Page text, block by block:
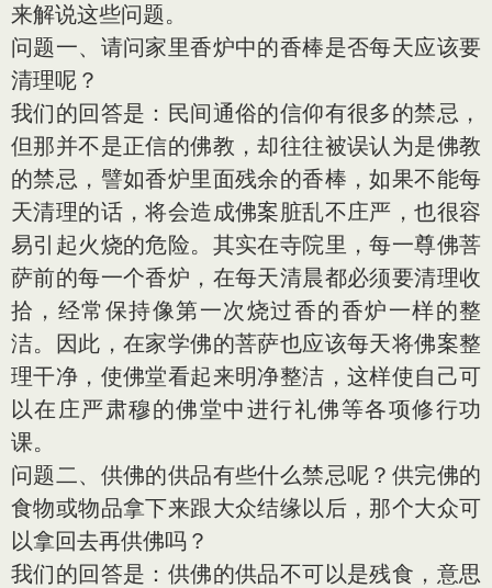
来解说这些问题。
问题一、请问家里香炉中的香棒是否每天应该要
清理呢？
我们的回答是：民间通俗的信仰有很多的禁忌，
但那并不是正信的佛教，却往往被误认为是佛教
的禁忌，譬如香炉里面残余的香棒，如果不能每
天清理的话，将会造成佛案脏乱不庄严，也很容
易引起火烧的危险。其实在寺院里，每一尊佛菩
萨前的每一个香炉，在每天清晨都必须要清理收
拾，经常保持像第一次烧过香的香炉一样的整
洁。因此，在家学佛的菩萨也应该每天将佛案整
理干净，使佛堂看起来明净整洁，这样使自己可
以在庄严肃穆的佛堂中进行礼佛等各项修行功
课。
问题二、供佛的供品有些什么禁忌呢？供完佛的
食物或物品拿下来跟大众结缘以后，那个大众可
以拿回去再供佛吗？
我们的回答是：供佛的供品不可以是残食，意思